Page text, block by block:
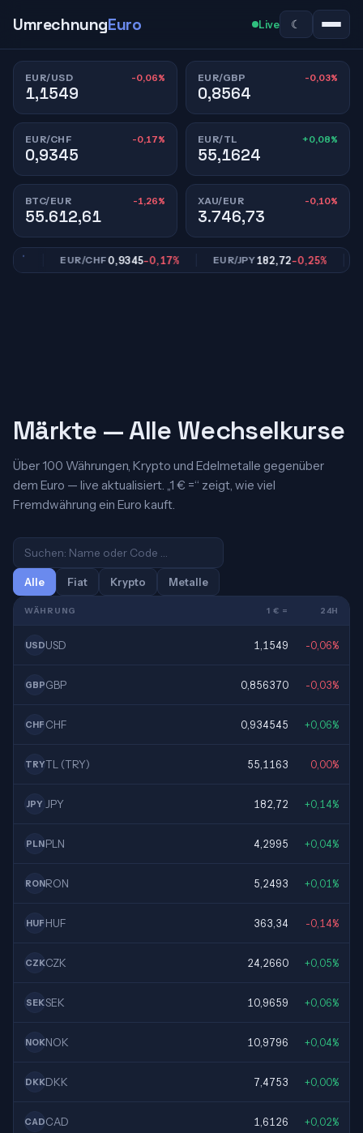
UmrechnungEuro Live ☾
EUR/USD -0,06%
1,1549
EUR/GBP -0,03%
0,8564
EUR/CHF -0,17%
0,9345
EUR/TL +0,08%
55,1624
BTC/EUR -1,26%
55.612,61
XAU/EUR -0,10%
3.746,73
EUR/CHF0,9345-0,17% EUR/JPY182,72-0,25%
Märkte — Alle Wechselkurse
Über 100 Währungen, Krypto und Edelmetalle gegenüber
dem Euro — live aktualisiert. „1 € =“ zeigt, wie viel
Fremdwährung ein Euro kauft.
Alle Fiat Krypto Metalle
WÄHRUNG 1 € = 24H
USDUSD 1,1549 -0,06%
GBPGBP 0,856370 -0,03%
CHF CHF 0,934545 +0,06%
TRYTL (TRY) 55,1163 0,00%
JPY JPY 182,72 +0,14%
PLNPLN 4,2995 +0,04%
RONRON 5,2493 +0,01%
HUF HUF 363,34 -0,14%
CZKCZK 24,2660 +0,05%
SEKSEK 10,9659 +0,06%
NOKNOK 10,9796 +0,04%
DKKDKK 7,4753 +0,00%
CADCAD 1,6126 +0,02%